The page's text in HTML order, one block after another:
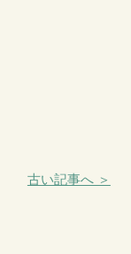
古い記事へ ＞